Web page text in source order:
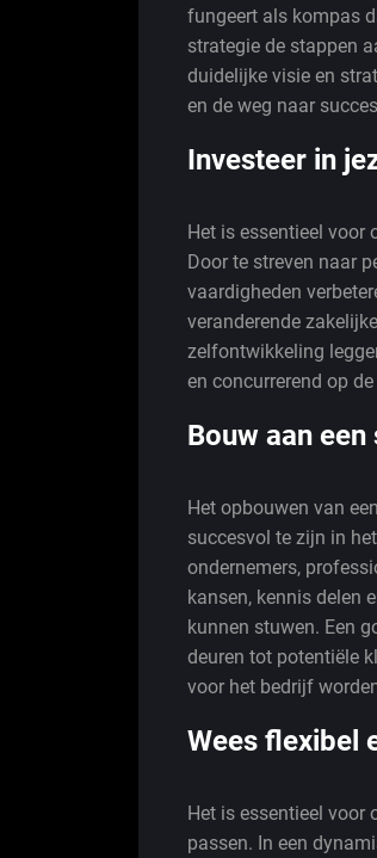
fungeert als kompas
strategie de stappen
duidelijke visie en
en de weg naar
Investeer in
Het is essentieel voor
Door te streven naar
vaardigheden
veranderende
zelfontwikkeling
en concurrerend op
Bouw aan
Het opbouwen van
succesvol te zijn in
ondernemers,
kansen, kennis delen
kunnen stuwen. Een
deuren tot potentiële
voor het bedrijf
Wees flexibel
Het is essentieel voor
passen. In een